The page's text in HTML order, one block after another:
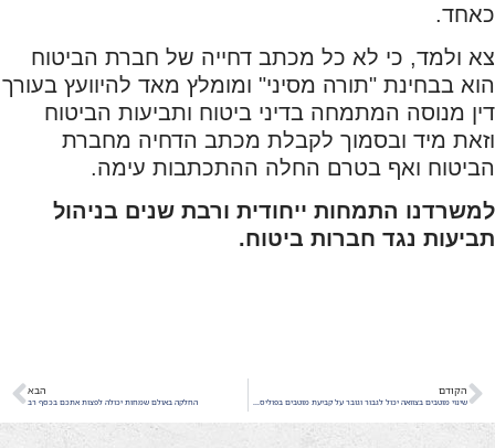
כאחד.
צא ולמד, כי לא כל מכתב דחייה של חברת הביטוח
הוא בבחינת "תורה מסיני" ומומלץ מאד להיוועץ בעורך
דין מנוסה המתמחה בדיני ביטוח ותביעות הביטוח
וזאת מיד ובסמוך לקבלת מכתב הדחיה מחברת
הביטוח ואף בטרם החלה ההתכתבות עימה.
למשרדנו התמחות ייחודית ורבת שנים בניהול
תביעות נגד חברות ביטוח.
הקודם הבא
החלקה באולם שמחות יכולה לפצות אתכם בכסף רב